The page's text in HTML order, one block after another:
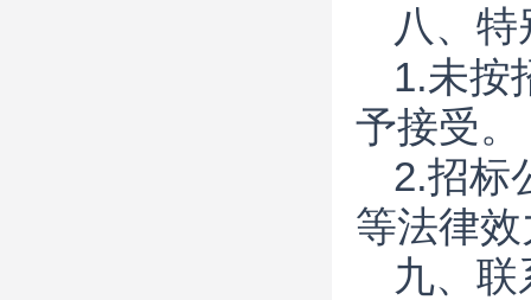
八、
1.未按
予接受。
2.招标
等法律
九、联